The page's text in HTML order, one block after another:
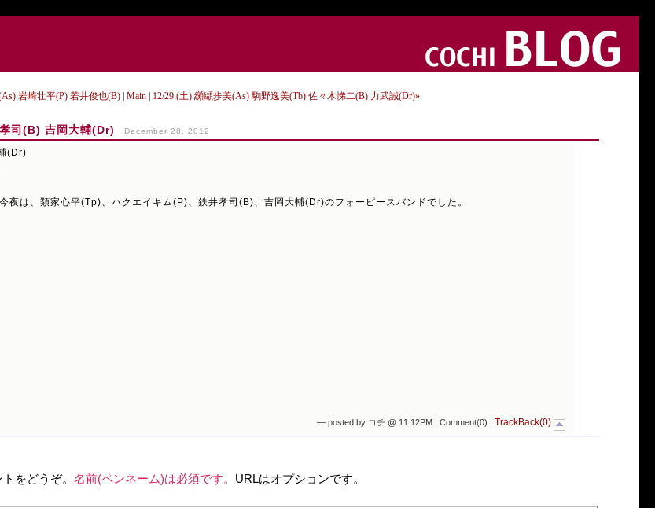
岩崎壮平(P) 若井俊也(B) Main 12/29 (土) 纐纈歩美(As) 駒野逸美(Tb) 佐々木悌二(B) 力武誠(Dr)»
司(B) 吉岡大輔(Dr) December 28, 2012
(Dr)
今夜は、類家心平(Tp)、ハクエイキム(P)、鉄井孝司(B)、吉岡大輔(Dr)のフォーピースバンドでした。
— posted by コチ @ 11:12PM | Comment(0) TrackBack(0)
をどうぞ。 名前(ペンネーム)は必須です。 URLはオプションです。